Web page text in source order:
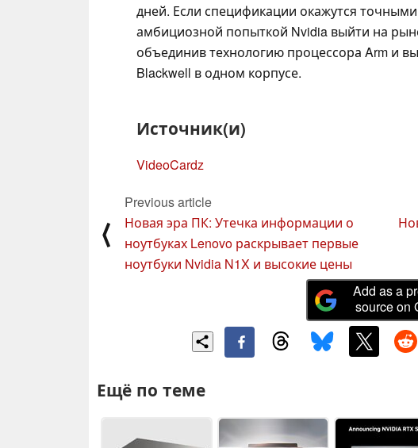
дней. Если спецификации окажутся
амбициозной попыткой Nvidia выйти на
объединив технологию процессора Arm и
Blackwell в одном корпусе.
Источник(и)
VideoCardz
⟨
Previous article
Новая эра ПК: Утечка информации о
ноутбуках Lenovo раскрывает первые
ноутбуки Nvidia N1X и высокие цены
Add as a
source on
Ещё по теме